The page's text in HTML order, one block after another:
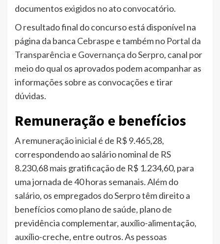
documentos exigidos no ato convocatório.
O resultado final do concurso está disponível na
página da banca Cebraspe e também no Portal da
Transparência e Governança do Serpro, canal por
meio do qual os aprovados podem acompanhar as
informações sobre as convocações e tirar
dúvidas.
Remuneração e benefícios
A remuneração inicial é de R$ 9.465,28,
correspondendo ao salário nominal de RS
8.230,68 mais gratificação de R$ 1.234,60, para
uma jornada de 40 horas semanais. Além do
salário, os empregados do Serpro têm direito a
benefícios como plano de saúde, plano de
previdência complementar, auxílio-alimentação,
auxílio-creche, entre outros. As pessoas